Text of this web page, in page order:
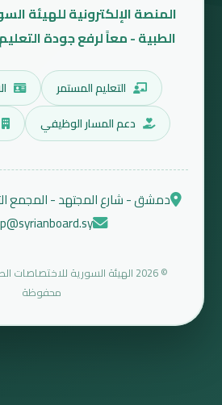
المنصة الإلكترونية للهيئة
الطبية - معاً لرفع جودة
التعليم المستمر
دعم المسار الوظيفي
دمشق - شارع المجتهد - المجمع
© 2026 الهيئة السورية
محفوظة